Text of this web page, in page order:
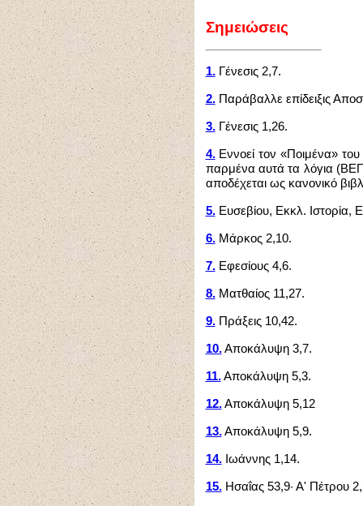
Σημειώσεις
1.Γένεσις 2,7.
2.Παράβαλλε επίδειξις
3.Γένεσις 1,26.
4.Εννοεί τον «Ποιμένα»
παρμένα αυτά τα λόγια (ΒΕΠ
αποδέχεται ως κανονικό
5.Ευσεβίου, Εκκλ. Ιστορία,
6.Μάρκος 2,10.
7.Εφεσίους 4,6.
8.Ματθαίος 11,27.
9.Πράξεις 10,42.
10.Αποκάλυψη 3,7.
11.Αποκάλυψη 5,3.
12.Αποκάλυψη 5,12
13.Αποκάλυψη 5,9.
14.Ιωάννης 1,14.
15.Ησαΐας 53,9· Α' Πέτρου